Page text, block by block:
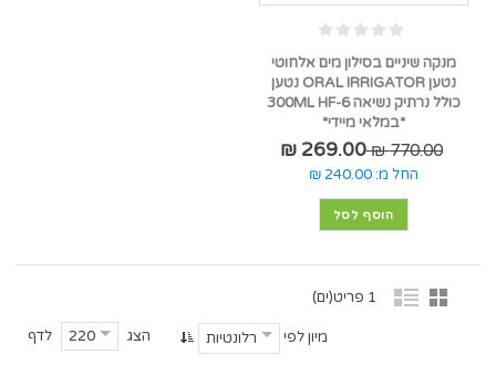
מנקה שיניים בסילון מים אלחוטי
נטען ORAL IRRIGATOR נטען
כולל נרתיק נשיאה 300ML HF-6
*במלאי מיידי*
770.00 ₪
269.00 ₪
החל מ: 240.00 ₪
הוסף לסל
1 פריט(ים)
הצג 220 לדף מיון לפי רלונטיות